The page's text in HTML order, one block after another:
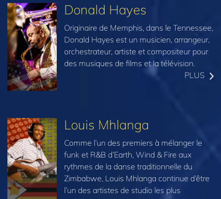
Donald Hayes
Originaire de Memphis, dans le Tennessee,
Donald Hayes est un musicien, arrangeur,
orchestrateur, artiste et compositeur pour
des musiques de films et la télévision.
PLUS
Louis Mhlanga
Comme l’un des premiers à mélanger le
funk et R&B d’Earth, Wind & Fire aux
rythmes de la danse traditionnelle du
Zimbabwe, Louis Mhlanga continue d’être
l’un des artistes de studio les plus